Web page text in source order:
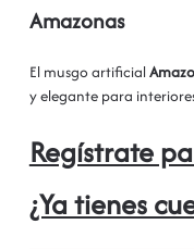
Amazonas
El musgo artificial
y elegante para
Regístrate
¿Ya tienes